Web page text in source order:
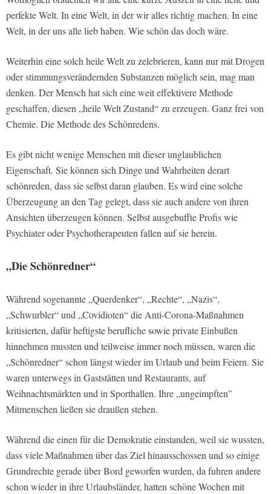
perfekte Welt. In eine Welt, in der wir alles richtig machen. In eine
Welt, in der uns alle lieb haben. Wie schön das doch wäre.
Weiterhin eine solch heile Welt zu zelebrieren, kann nur mit Drogen
oder stimmungsverändernden Substanzen möglich sein, mag man
denken. Der Mensch hat sich eine weit effektivere Methode
geschaffen, diesen „heile Welt Zustand“ zu erzeugen. Ganz frei von
Chemie. Die Methode des Schönredens.
Es gibt nicht wenige Menschen mit dieser unglaublichen
Eigenschaft. Sie können sich Dinge und Wahrheiten derart
schönreden, dass sie selbst daran glauben. Es wird eine solche
Überzeugung an den Tag gelegt, dass sie auch andere von ihren
Ansichten überzeugen können. Selbst ausgebuffte Profis wie
Psychiater oder Psychotherapeuten fallen auf sie herein.
„Die Schönredner“
Während sogenannte „Querdenker“, „Rechte“, „Nazis“,
„Schwurbler“ und „Covidioten“ die Anti-Corona-Maßnahmen
kritisierten, dafür heftigste berufliche sowie private Einbußen
hinnehmen mussten und teilweise immer noch müssen, waren die
„Schönredner“ schon längst wieder im Urlaub und beim Feiern. Sie
waren unterwegs in Gaststätten und Restaurants, auf
Weihnachtsmärkten und in Sporthallen. Ihre „ungeimpften”
Mitmenschen ließen sie draußen stehen.
Während die einen für die Demokratie einstanden, weil sie wussten,
dass viele Maßnahmen über das Ziel hinausschossen und so einige
Grundrechte gerade über Bord geworfen wurden, da fuhren andere
schon wieder in ihre Urlaubsländer, hatten schöne Wochen mit